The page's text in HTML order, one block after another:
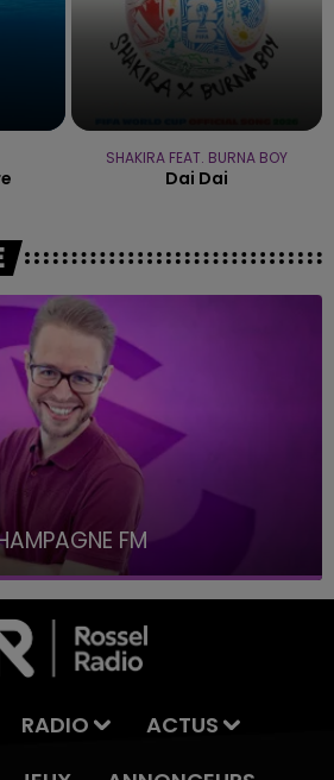
SHAKIRA FEAT. BURNA BOY
Dai Dai
FM
RADIO
ACTUS